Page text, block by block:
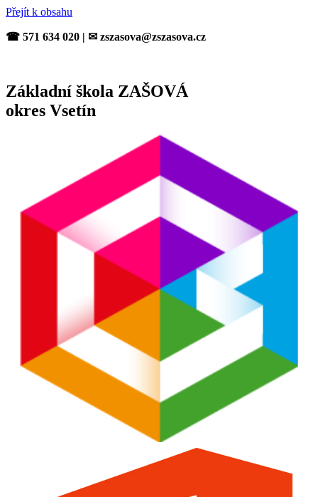
Přejít k obsahu
☎ 571 634 020 | ✉ zszasova@zszasova.cz
Základní škola ZAŠOVÁ
okres Vsetín